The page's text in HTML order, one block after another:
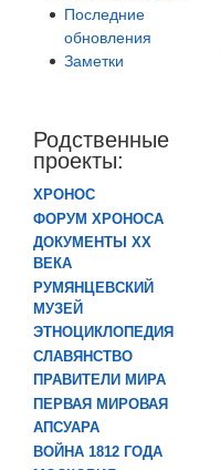
Последние
обновления
Заметки
Родственные
проекты:
ХРОНОС
ФОРУМ ХРОНОСА
ДОКУМЕНТЫ XX
ВЕКА
РУМЯНЦЕВСКИЙ
МУЗЕЙ
ЭТНОЦИКЛОПЕДИЯ
СЛАВЯНСТВО
ПРАВИТЕЛИ МИРА
ПЕРВАЯ МИРОВАЯ
АПСУАРА
ВОЙНА 1812 ГОДА